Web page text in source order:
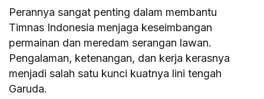
Perannya sangat penting dalam membantu
Timnas Indonesia menjaga keseimbangan
permainan dan meredam serangan lawan.
Pengalaman, ketenangan, dan kerja kerasnya
menjadi salah satu kunci kuatnya lini tengah
Garuda.